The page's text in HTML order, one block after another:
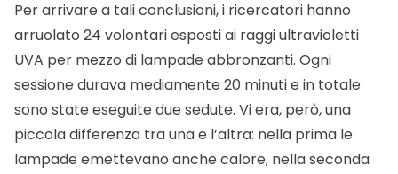
«Questi risultati sono significativi per il dibattito in
corso sui potenziali benefici per la salute del sole –
aggiunge Feelisch –Evitare un’eccessiva
esposizione è fondamentale per prevenire il
cancro della pelle, ma non farlo completamente
potrebbe aumentare il rischio di malattie
cardiovascolari. Crediamo che il NO (ossido